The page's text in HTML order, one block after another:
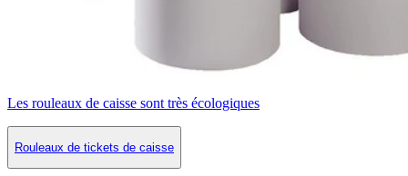
Les rouleaux de caisse sont très écologiques
Rouleaux de tickets de caisse